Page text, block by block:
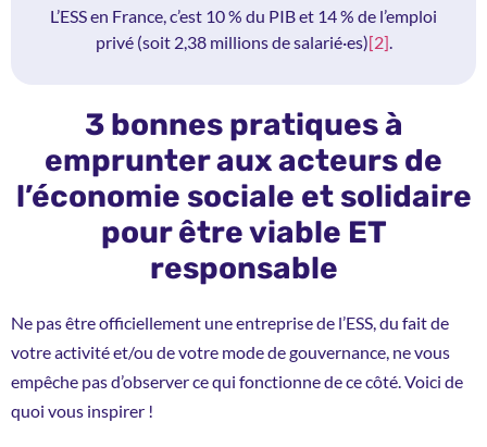
L’ESS en France, c’est 10 % du PIB et 14 % de l’emploi
privé (soit 2,38 millions de salarié·es)[2].
3 bonnes pratiques à
emprunter aux acteurs de
l’économie sociale et solidaire
pour être viable ET
responsable
Ne pas être officiellement une entreprise de l’ESS, du fait de
votre activité et/ou de votre mode de gouvernance, ne vous
empêche pas d’observer ce qui fonctionne de ce côté. Voici de
quoi vous inspirer !